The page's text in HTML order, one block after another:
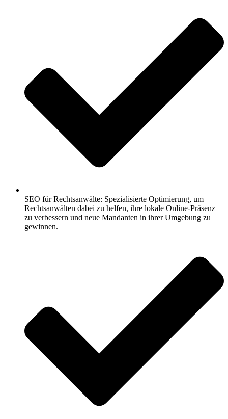
SEO für Rechtsanwälte: Spezialisierte Optimierung, um
Rechtsanwälten dabei zu helfen, ihre lokale Online-Präsenz
zu verbessern und neue Mandanten in ihrer Umgebung zu
gewinnen.